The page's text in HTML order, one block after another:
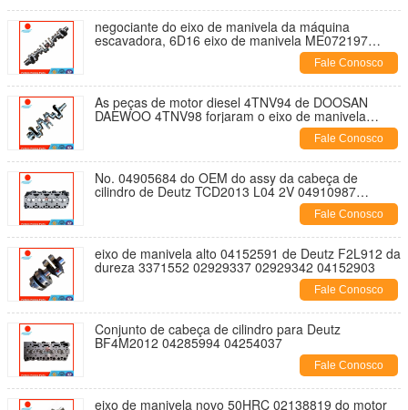
negociante do eixo de manivela da máquina
escavadora, 6D16 eixo de manivela ME072197
2310093072 para a máquina escavadora DH170 de
Fale Conosco
As peças de motor diesel 4TNV94 de DOOSAN
DAEWOO 4TNV98 forjaram o eixo de manivela
12990221000 para DH60-7 DH80-7 Fale Conosco
No. 04905684 do OEM do assy da cabeça de
cilindro de Deutz TCD2013 L04 2V 04910987
Fale Conosco
eixo de manivela alto 04152591 de Deutz F2L912 da
dureza 3371552 02929337 02929342 04152903
Fale Conosco
Conjunto de cabeça de cilindro para Deutz
BF4M2012 04285994 04254037
Fale Conosco
eixo de manivela novo 50HRC 02138819 do motor